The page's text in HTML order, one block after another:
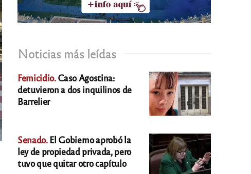
Noticias más leídas
Femicidio.Caso Agostina:
detuvieron a dos inquilinos de
Barrelier
Senado.El Gobierno aprobó la
ley de propiedad privada, pero
tuvo que quitar otro capítulo